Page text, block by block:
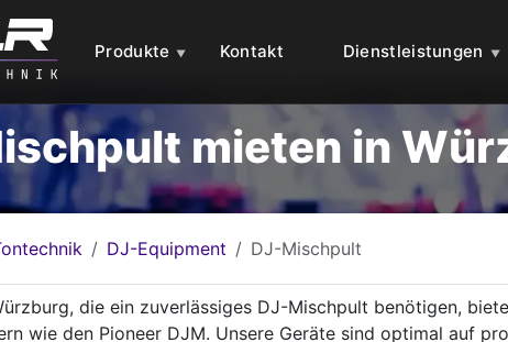
Produkte Kontakt Dienstleistungen
mieten in
DJ-Equipment DJ-Mischpult
die ein zuverlässiges DJ-Mischpult benötigen,
wie den Pioneer DJM. Unsere Geräte sind optimal auf